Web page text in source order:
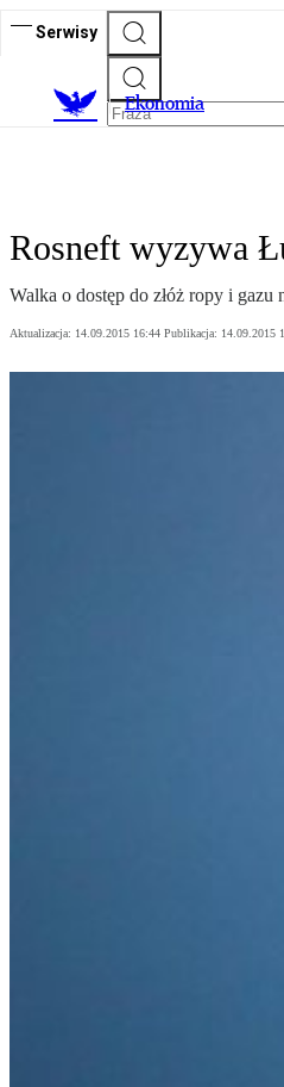
Serwisy
Ekonomia
Rosneft wyzywa
Walka o dostęp do złóż ropy i gazu
Aktualizacja: 14.09.2015 16:44 Publikacja: 14.09.2015